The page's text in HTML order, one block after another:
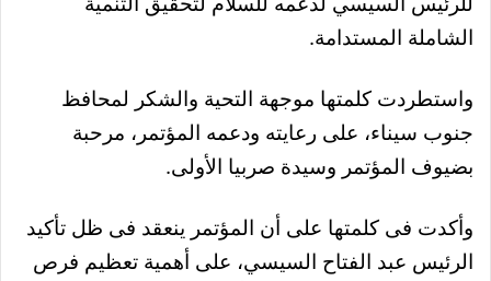
الشاملة المستدامة.
واستطردت كلمتها موجهة التحية والشكر لمحافظ
جنوب سيناء، على رعايته ودعمه المؤتمر، مرحبة
بضيوف المؤتمر وسيدة صربيا الأولى.
وأكدت فى كلمتها على أن المؤتمر ينعقد فى ظل تأكيد
الرئيس عبد الفتاح السيسي، على أهمية تعظيم فرص